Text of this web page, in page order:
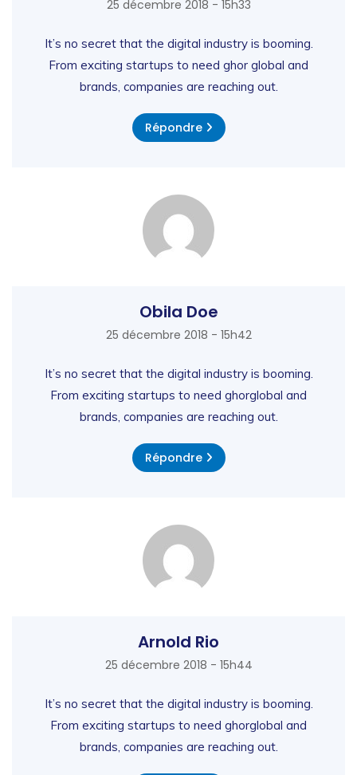
25 décembre 2018 - 15h33
It’s no secret that the digital industry is booming.
From exciting startups to need ghor global and
brands, companies are reaching out.
Répondre
Obila Doe
25 décembre 2018 - 15h42
It’s no secret that the digital industry is booming.
From exciting startups to need ghorglobal and
brands, companies are reaching out.
Répondre
Arnold Rio
25 décembre 2018 - 15h44
It’s no secret that the digital industry is booming.
From exciting startups to need ghorglobal and
brands, companies are reaching out.